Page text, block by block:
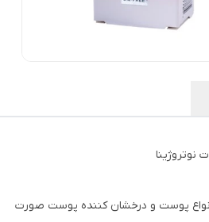
پوست و درخشان کننده پوست صورت